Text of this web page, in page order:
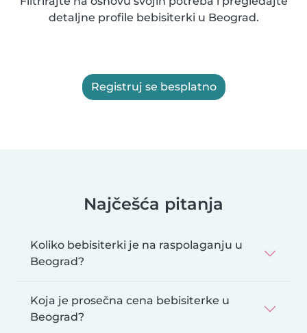
detaljne profile bebisiterki u Beograd.
Registruj se besplatno
Najčešća pitanja
Koliko bebisiterki je na raspolaganju u
Beograd?
Koja je prosečna cena bebisiterke u
Beograd?